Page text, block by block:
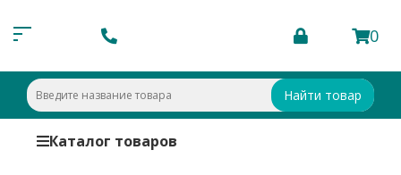
0
Найти товар
Каталог товаров